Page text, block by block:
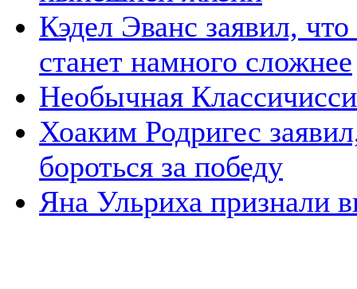
Кэдел Эванс заявил,
станет намного сложнее
Необычная
Хоаким Родригес
бороться за победу
Яна Ульриха признали